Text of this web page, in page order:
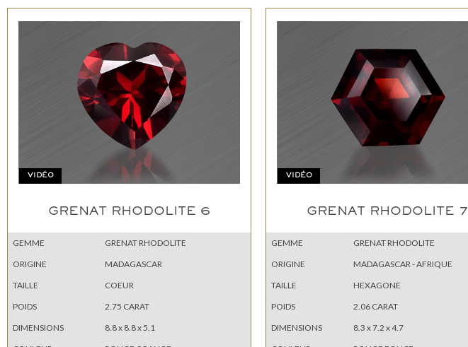
VIDÉO
GRENAT RHODOLITE 6
GEMME
GRENAT RHODOLITE
ORIGINE
MADAGASCAR
TAILLE
COEUR
POIDS
2.75 CARAT
DIMENSIONS
8.8 x 8.8 x 5.1
VIDÉO
GRENAT RHODOLITE 7
GEMME
GRENAT RHODOLITE
ORIGINE
MADAGASCAR - AFRIQUE
TAILLE
HEXAGONE
POIDS
2.06 CARAT
DIMENSIONS
8.3 x 7.2 x 4.7